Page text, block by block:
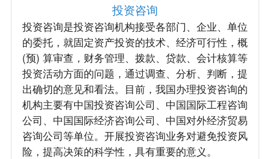
投资咨询
投资咨询是投资咨询机构接受各部门、企业、单位
的委托，就固定资产投资的技术、经济可行性，概
(预) 算审查，财务管理、拨款、贷款、会计核算等
投资活动方面的问题，通过调查、分析、判断，提
出确切的意见和看法。目前，我国办理投资咨询的
机构主要有中国投资咨询公司、中国国际工程咨询
公司、中国国际经济咨询公司、中国对外经济贸易
咨询公司等单位。开展投资咨询业务对避免投资风
险，提高决策的科学性，具有重要的意义。